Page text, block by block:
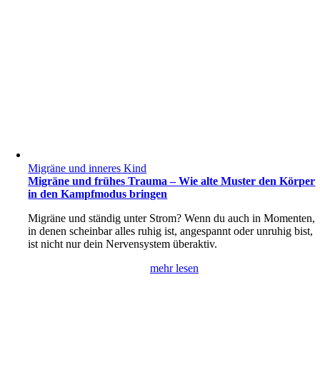
Migräne und inneres Kind
Migräne und frühes Trauma – Wie alte Muster den Körper
in den Kampfmodus bringen
Migräne und ständig unter Strom? Wenn du auch in Momenten,
in denen scheinbar alles ruhig ist, angespannt oder unruhig bist,
ist nicht nur dein Nervensystem überaktiv.
mehr lesen